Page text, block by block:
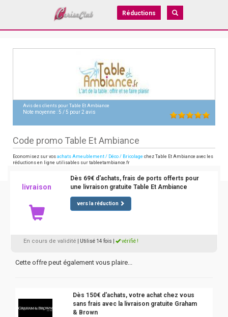
Réductions
Avis des clients pour Table Et Ambiance
Note moyenne :5 /5 pour2 avis
Code promo Table Et Ambiance
Economisez sur vos achats Ameublement / Déco / Bricolage chez Table Et Ambiance avec les
réductions en ligne utilisables sur tableetambiance.fr
livraison
Dès 69€ d'achats, frais de ports offerts pour
une livraison gratuite Table Et Ambiance
vers la réduction
En cours de validité | Utilisé 14 fois vérifié !
Cette offre peut également vous plaire...
Dès 150€ d'achats, votre achat chez vous
sans frais avec la livraison gratuite Graham
& Brown